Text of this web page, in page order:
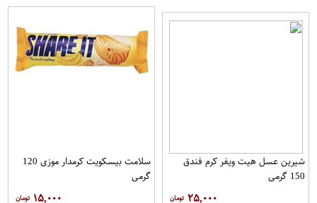
شیرین عسل هیت ویفر کرم فندق
150 گرمی
۲۵,۰۰۰
سلامت بیسکویت کرمدار موزی 120
گرمی
۱۵,۰۰۰